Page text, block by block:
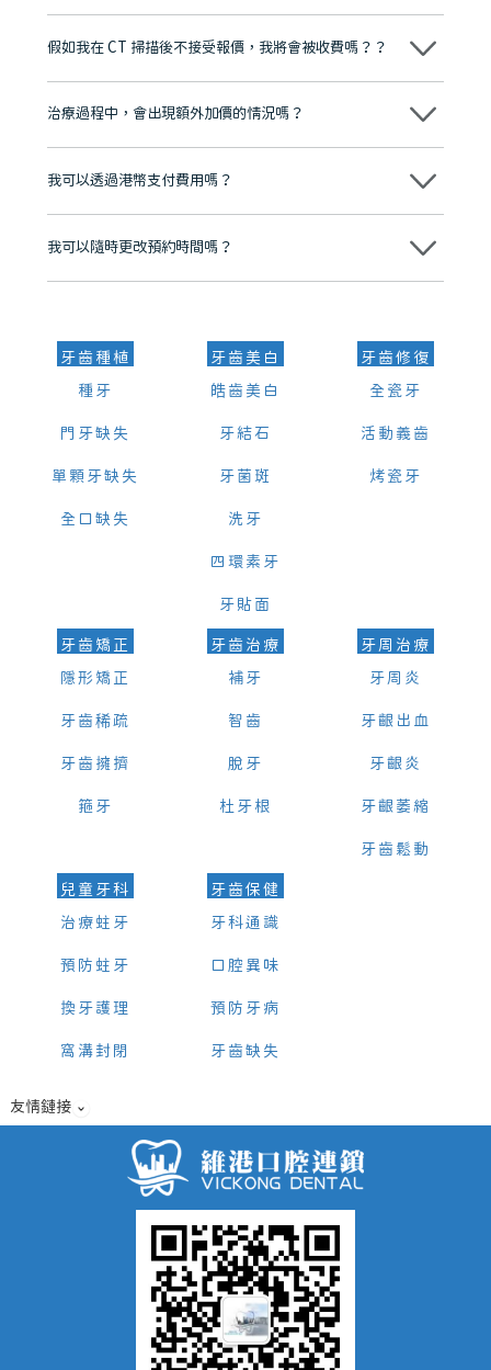
維港口腔踐行「醫道濟世」的大學校訓，各分院匯聚來自香港、內地的
牌」、「2025香港企業領袖品牌」，是諾貝爾種植系統全球放心植牙中
至今已服務超過三十個國家和地區的顧客，受到粵港澳大灣區及周邊城
市市民極高的口碑評價及信任推薦 珠海、深圳設有八大分院，香港亦設
有咨詢及服務保障中心，有任何問題都可以隨時預約免費咨詢，讓人十
假如我在 CT 掃描後不接受報價，我將會被收費嗎？？
不會！只要未開始實際服務之前，你不會被收取任何費用。
治療過程中，會出現額外加價的情況嗎？
不會，治療前我們會詳細說明治療方案及對應的價錢，顧客同意並簽字
我可以透過港幣支付費用嗎？
可以。維港口腔會按照當日匯率轉算收取費用，而匯率會及時告知客人
我可以隨時更改預約時間嗎？
可以，請盡早通過wechat或whatsapp聯絡我們，告知我們你原本預約
牙齒種植
種牙
門牙缺失
單顆牙缺失
全口缺失
牙齒美白
皓齒美白
牙結石
牙菌斑
洗牙
四環素牙
牙貼面
牙齒修復
全瓷牙
活動義齒
烤瓷牙
牙齒矯正
隱形矯正
牙齒稀疏
牙齒擁擠
箍牙
牙齒治療
補牙
智齒
脫牙
杜牙根
牙周治療
牙周炎
牙齦出血
牙齦炎
牙齦萎縮
牙齒鬆動
兒童牙科
治療蛀牙
預防蛀牙
換牙護理
窩溝封閉
牙齒保健
牙科通識
口腔異味
預防牙病
牙齒缺失
友情鏈接